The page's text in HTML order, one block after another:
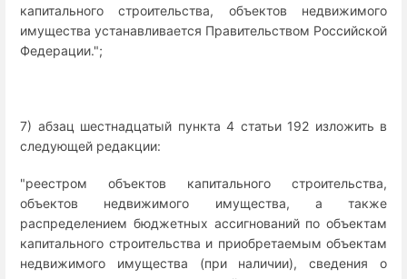
капитального строительства, объектов недвижимого
имущества устанавливается Правительством Российской
Федерации.";
7) абзац шестнадцатый пункта 4 статьи 192 изложить в
следующей редакции:
"реестром объектов капитального строительства,
объектов недвижимого имущества, а также
распределением бюджетных ассигнований по объектам
капитального строительства и приобретаемым объектам
недвижимого имущества (при наличии), сведения о